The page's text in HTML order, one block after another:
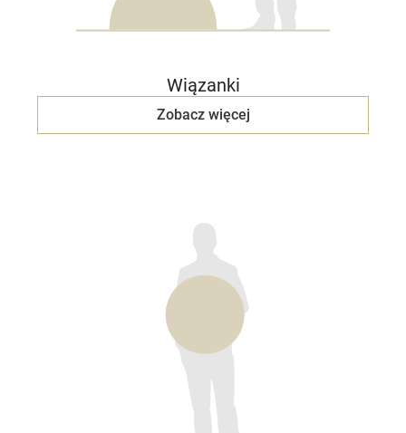
Wiązanki
Zobacz więcej